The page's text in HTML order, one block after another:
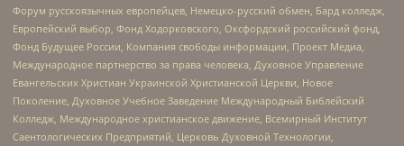
Форум русскоязычных европейцев, Немецко-русский обмен, Бард колледж,
Европейский выбор, Фонд Ходорковского, Оксфордский российский фонд,
Фонд Будущее России, Компания свободы информации, Проект Медиа,
Международное партнерство за права человека, Духовное Управление
Евангельских Христиан Украинской Христианской Церкви, Новое
Поколение, Духовное Учебное Заведение Международный Библейский
Колледж, Международное христианское движение, Всемирный Институт
Саентологических Предприятий, Церковь Духовной Технологии,